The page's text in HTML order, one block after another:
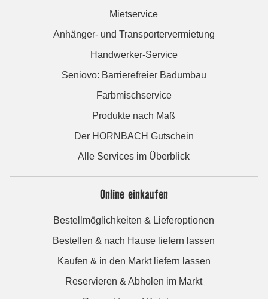
Mietservice
Anhänger- und Transportervermietung
Handwerker-Service
Seniovo: Barrierefreier Badumbau
Farbmischservice
Produkte nach Maß
Der HORNBACH Gutschein
Alle Services im Überblick
Online einkaufen
Bestellmöglichkeiten & Lieferoptionen
Bestellen & nach Hause liefern lassen
Kaufen & in den Markt liefern lassen
Reservieren & Abholen im Markt